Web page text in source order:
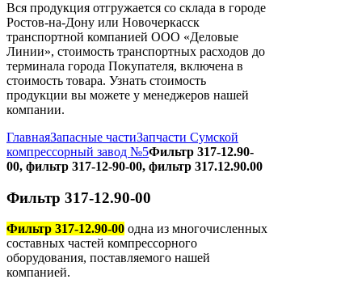
Вся продукция отгружается со склада в городе
Ростов-на-Дону или Новочеркасск
транспортной компанией ООО «Деловые
Линии», стоимость транспортных расходов до
терминала города Покупателя, включена в
стоимость товара. Узнать стоимость
продукции вы можете у менеджеров нашей
компании.
ГлавнаяЗапасные частиЗапчасти Сумской
компрессорный завод №5Фильтр 317-12.90-
00, фильтр 317-12-90-00, фильтр 317.12.90.00
Фильтр 317-12.90-00
Фильтр 317-12.90-00 одна из многочисленных
составных частей компрессорного
оборудования, поставляемого нашей
компанией.